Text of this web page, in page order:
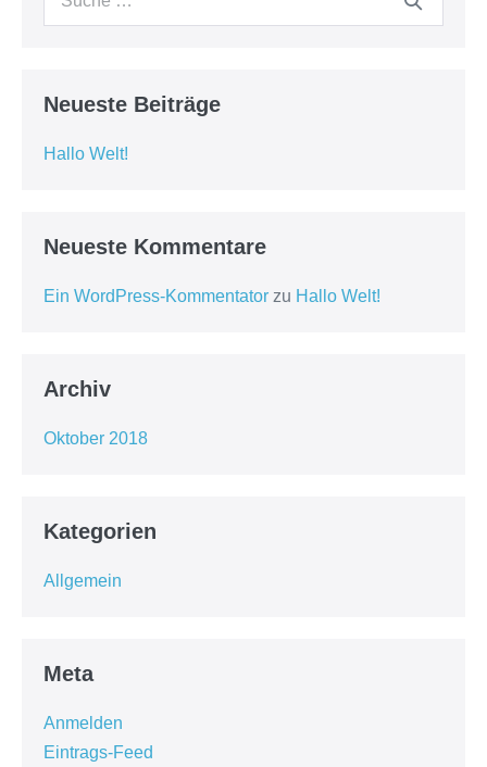
Neueste Beiträge
Hallo Welt!
Neueste Kommentare
Ein WordPress-Kommentator zu Hallo Welt!
Archiv
Oktober 2018
Kategorien
Allgemein
Meta
Anmelden
Eintrags-Feed